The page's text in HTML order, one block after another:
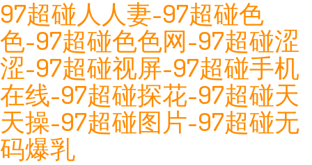
97超碰人人妻-97超碰色
色-97超碰色色网-97超碰涩
涩-97超碰视屏-97超碰手机
在线-97超碰探花-97超碰天
天操-97超碰图片-97超碰无
码爆乳